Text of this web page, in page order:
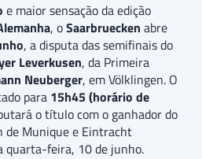
e maior sensação da edição
, oSaarbruecken abre
, a disputa das semifinais do
Leverkusen, da Primeira
Neuberger, em Völklingen. O
para 15h45 (horário de
o título com o ganhador do
de Munique e Eintracht
quarta-feira, 10 de junho.